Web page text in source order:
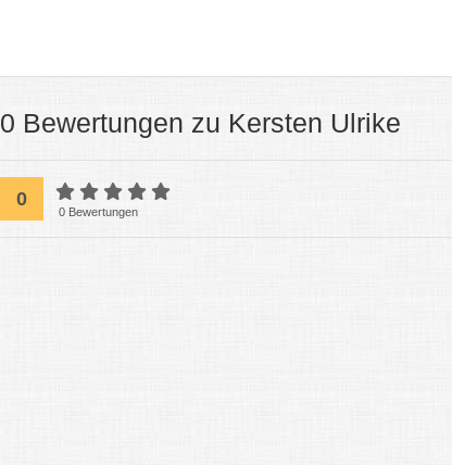
0 Bewertungen zu Kersten Ulrike
0
0 Bewertungen